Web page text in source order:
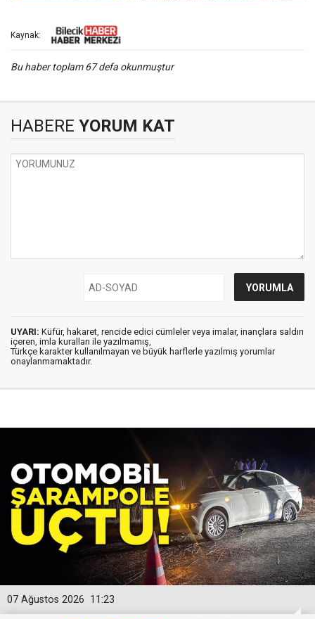
Kaynak:
Bu haber toplam 67 defa okunmuştur
HABERE YORUM KAT
UYARI: Küfür, hakaret, rencide edici cümleler veya imalar, inançlara saldırı
içeren, imla kuralları ile yazılmamış,
Türkçe karakter kullanılmayan ve büyük harflerle yazılmış yorumlar
onaylanmamaktadır.
11:23
07 Ağustos 2026